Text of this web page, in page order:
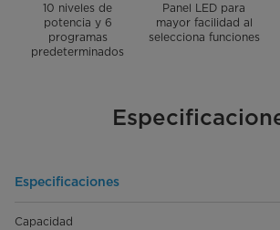
10 niveles de
potencia y 6
programas
predeterminados
Panel LED para
mayor facilidad al
selecciona funciones
Especificaciones
Capacidad